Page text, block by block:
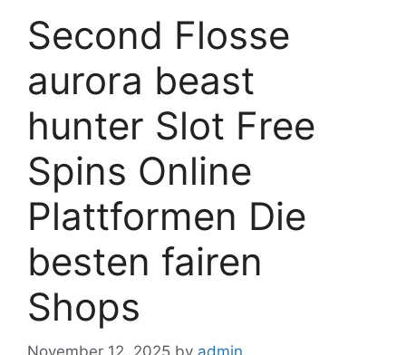
Second Flosse
aurora beast
hunter Slot Free
Spins Online
Plattformen Die
besten fairen
Shops
November 12, 2025 by admin